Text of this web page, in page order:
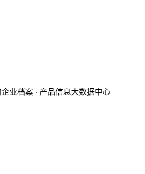
业档案 · 产品信息大数据中心